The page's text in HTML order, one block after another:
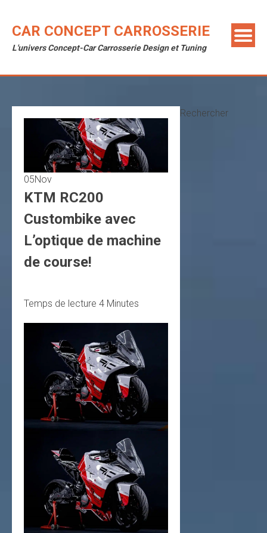
content
CAR CONCEPT CARROSSERIE
L'univers Concept-Car Carrosserie Design et Tuning
05Nov
KTM RC200
Custombike avec
L’optique de machine
de course!
Temps de lecture 4 Minutes
Rechercher